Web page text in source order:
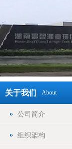
关于我们 About
公司简介
组织架构